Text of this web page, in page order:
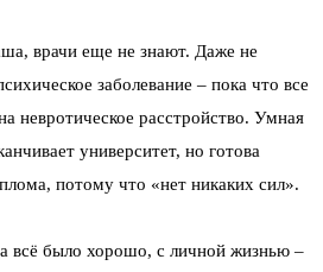
врачи еще не знают. Даже не
заболевание – пока что все
невротическое расстройство. Умная
университет, но готова
потому что «нет никаких сил».
всё было хорошо, с личной жизнью –